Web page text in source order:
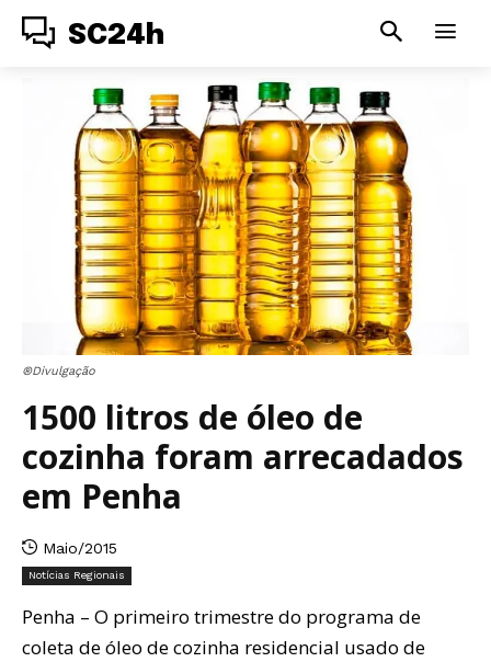
SC24h
®Divulgação
1500 litros de óleo de
cozinha foram arrecadados
em Penha
Maio/2015
Notícias Regionais
Penha – O primeiro trimestre do programa de
coleta de óleo de cozinha residencial usado de